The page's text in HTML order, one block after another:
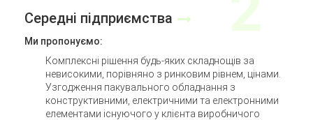
Середні підприємства
Ми пропонуємо:
Комплексні рішення будь-яких складнощів за
невисокими, порівняно з ринковим рівнем, цінами.
Узгодження пакувального обладнання з
конструктивними, електричними та електронними
елементами існуючого у клієнта виробничого